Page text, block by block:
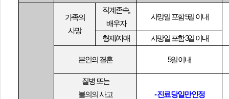
가족의
사망
직계존속,
배우자
사망일 포함5일 이내
형제/자매 사망일 포함3일 이내
본인의 결혼 5일 이내
질병 또는
불의의 사고
-진료 당일만 인정